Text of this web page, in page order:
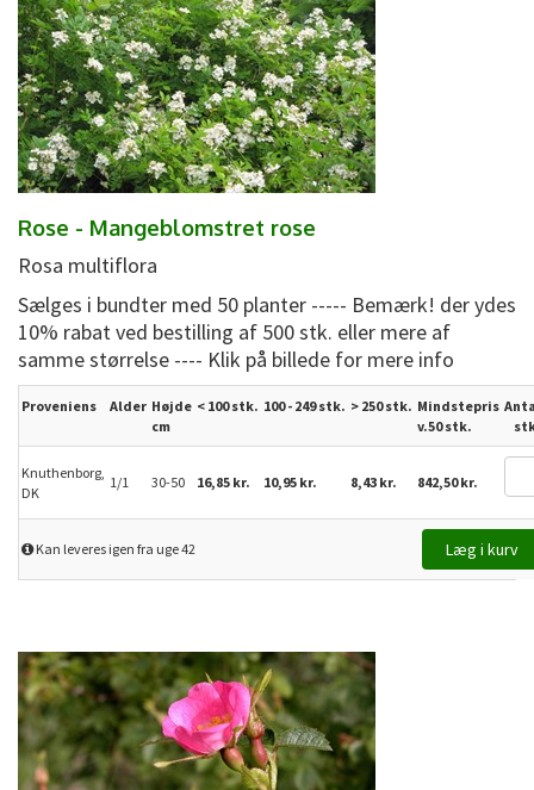
Rose - Mangeblomstret rose
Rosa multiflora
Sælges i bundter med 50 planter ----- Bemærk! der ydes
10% rabat ved bestilling af 500 stk. eller mere af
samme størrelse ---- Klik på billede for mere info
Proveniens Alder Højde
cm
< 100 stk. 100 - 249 stk. > 250stk. Mindstepris
v.50 stk.
Knuthenborg,
DK
1/1 30-50 16,85 kr. 10,95 kr. 8,43 kr. 842,50 kr.
Kan leveres igen fra uge 42